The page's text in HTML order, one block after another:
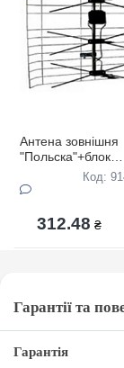
Антена зовнiшня
"Польска"+блок
9999
Код:
312.48 ₴
Гарантії та
Гарантія